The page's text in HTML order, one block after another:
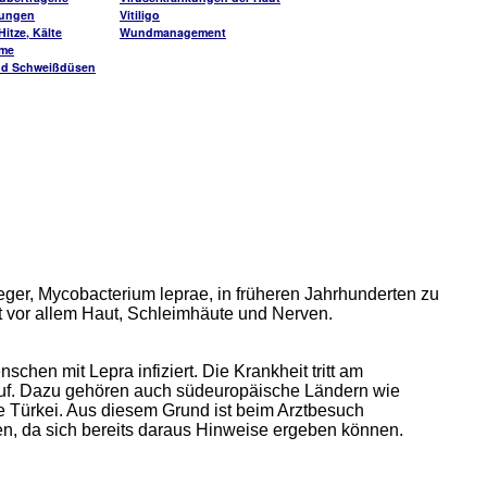
Kälte
Schweißdüsen
Vitiligo
Wundmanagement
Mycobacterium leprae, in früheren Jahrhunderten zu
allem Haut, Schleimhäute und Nerven.
mit Lepra infiziert. Die Krankheit tritt am
Dazu gehören auch südeuropäische Ländern wie
Aus diesem Grund ist beim Arztbesuch
da sich bereits daraus Hinweise ergeben können.